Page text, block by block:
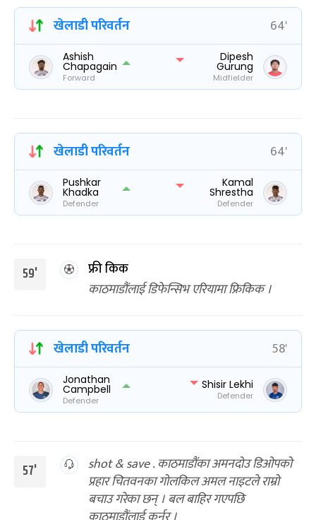
खेलाडी परिवर्तन 64'
Ashish
Chapagain
Forward
Dipesh
Gurung
Midfielder
खेलाडी परिवर्तन 64'
Pushkar
Khadka
Defender
Kamal
Shrestha
Defender
59'
फ्री किक
काठमाडौंलाई डिफेन्सिभ एरियामा फ्रिकिक ।
खेलाडी परिवर्तन 58'
Jonathan
Campbell
Defender
Shisir Lekhi
Defender
57'
shot & save . काठमाडौंका अमनदोउ डिओपको
प्रहार चितवनका गोलकिल अमल नाइटले राम्रो
बचाउ गरेका छन् । बल बाहिर गएपछि